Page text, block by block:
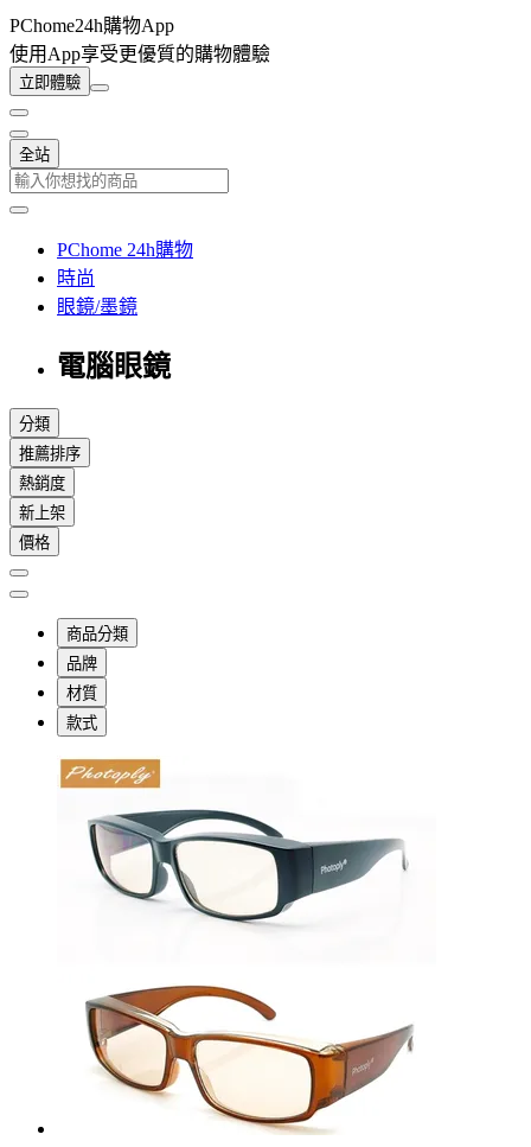
PChome24h購物App
使用App享受更優質的購物體驗
立即體驗
全站
PChome 24h購物
時尚
眼鏡/墨鏡
電腦眼鏡
分類
推薦排序
熱銷度
新上架
價格
商品分類
品牌
材質
款式